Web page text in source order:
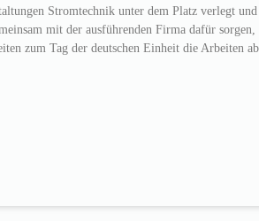
Stromtechnik unter dem Platz verlegt
mit der ausführenden Firma dafür
zum Tag der deutschen Einheit die Arbeiten